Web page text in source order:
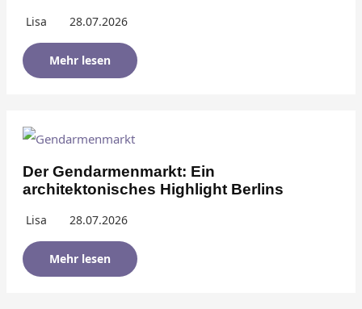
Lisa 28.07.2026
Mehr lesen
Der Gendarmenmarkt: Ein
architektonisches Highlight Berlins
Lisa 28.07.2026
Mehr lesen